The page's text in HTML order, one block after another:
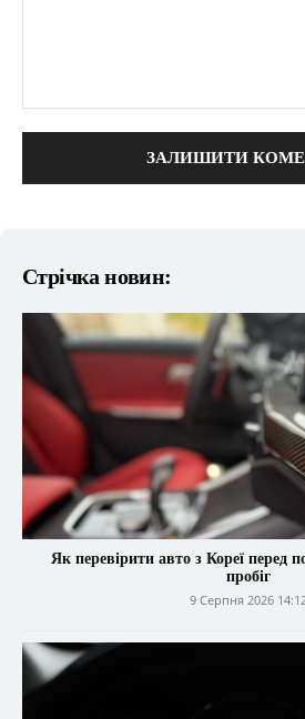
Стрічка новин:
Як перевірити авто з Кореї перед
пробіг
9 Серпня 2026